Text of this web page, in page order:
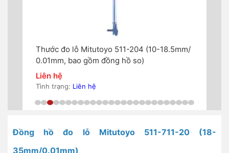
Thước đo lỗ Mitutoyo 511-204 (10-18.5mm/
0.01mm, bao gồm đồng hồ so)
Liên hệ
Tình trạng: Liên hệ
Đồng hồ đo lỗ Mitutoyo 511-711-20 (18-
35mm/0.01mm)